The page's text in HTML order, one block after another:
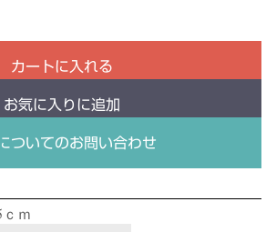
カートに入れる
お気に入りに追加
ついてのお問い合わせ
ｍ